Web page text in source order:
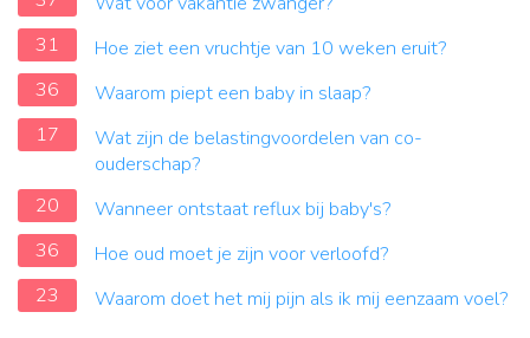
31
Hoe ziet een vruchtje van 10 weken eruit?
36
Waarom piept een baby in slaap?
17
Wat zijn de belastingvoordelen van co-
ouderschap?
20
Wanneer ontstaat reflux bij baby's?
36
Hoe oud moet je zijn voor verloofd?
23
Waarom doet het mij pijn als ik mij eenzaam voel?